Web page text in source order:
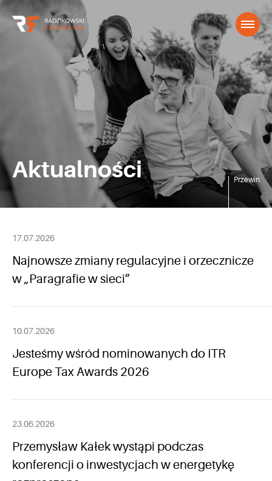
Aktualności Przewiń
17.07.2026
Najnowsze zmiany regulacyjne i orzecznicze
w „Paragrafie w sieci”
10.07.2026
Jesteśmy wśród nominowanych do ITR
Europe Tax Awards 2026
23.06.2026
Przemysław Kałek wystąpi podczas
konferencji o inwestycjach w energetykę